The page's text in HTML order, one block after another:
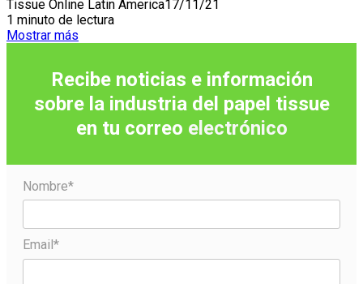
Tissue Online Latin America17/11/21
1 minuto de lectura
Mostrar más
Recibe noticias e información
sobre la industria del papel tissue
en tu correo electrónico
Nombre*
Email*